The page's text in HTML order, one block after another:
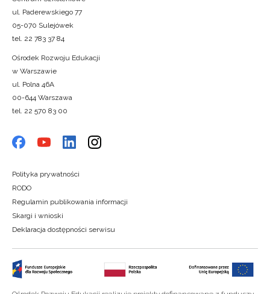
ul. Paderewskiego 77
05-070 Sulejówek
tel. 22 783 37 84
Ośrodek Rozwoju Edukacji
w Warszawie
ul. Polna 46A
00-644 Warszawa
tel. 22 570 83 00
Polityka prywatności
RODO
Regulamin publikowania informacji
Skargi i wnioski
Deklaracja dostępności serwisu